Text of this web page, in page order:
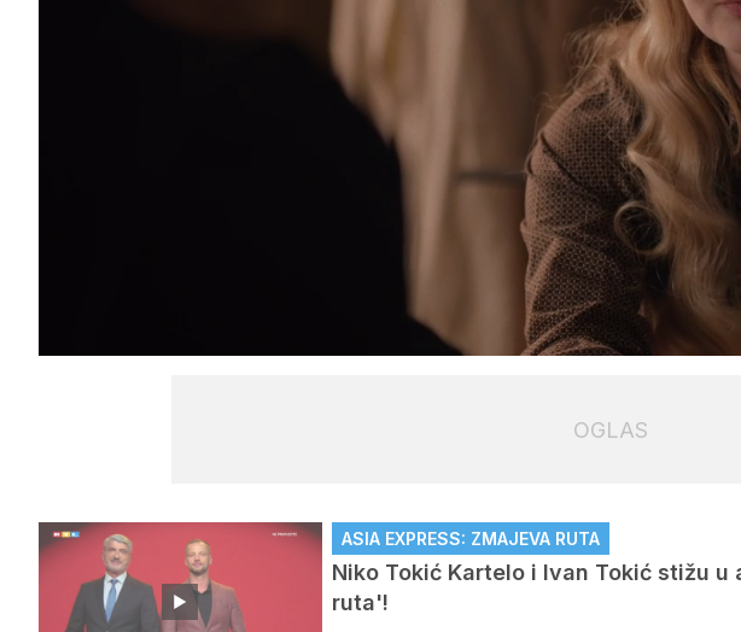
zvuk
Loaded
100.00%
OGLAS
ASIA EXPRESS: ZMAJEVA RUTA
Niko Tokić Kartelo i Ivan Tokić stižu
ruta'!